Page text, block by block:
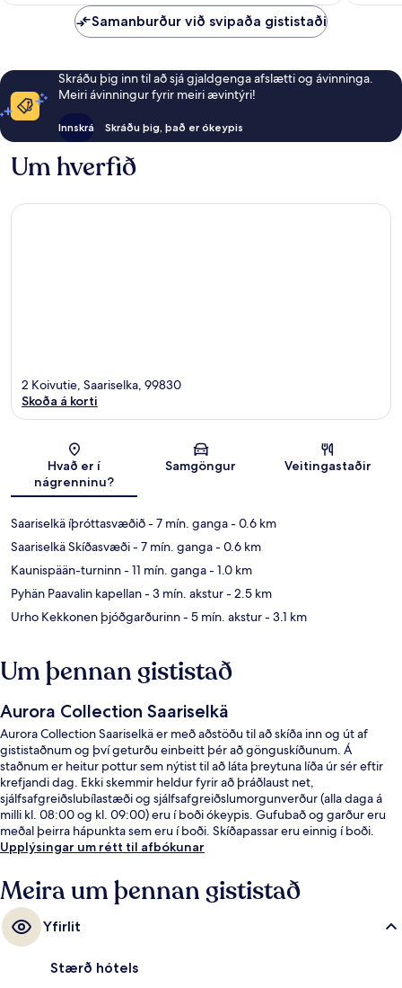
Samanburður við svipaða gististaði
Skráðu þig inn til að sjá gjaldgenga afslætti og ávinninga.
Meiri ávinningur fyrir meiri ævintýri!
Innskrá Skráðu þig, það er ókeypis
Um hverfið
Kort
2 Koivutie, Saariselka, 99830
Skoða á korti
Hvað er í
nágrenninu?
Samgöngur Veitingastaðir
Saariselkä íþróttasvæðið- 7 mín. ganga- 0.6 km
Saariselkä Skíðasvæði- 7 mín. ganga- 0.6 km
Kaunispään-turninn- 11 mín. ganga- 1.0 km
Pyhän Paavalin kapellan- 3 mín. akstur- 2.5 km
Urho Kekkonen þjóðgarðurinn- 5 mín. akstur- 3.1 km
Um þennan gististað
Aurora Collection Saariselkä
Aurora Collection Saariselkä er með aðstöðu til að skíða inn og út af
gististaðnum og því geturðu einbeitt þér að gönguskíðunum. Á
staðnum er heitur pottur sem nýtist til að láta þreytuna líða úr sér eftir
krefjandi dag. Ekki skemmir heldur fyrir að þráðlaust net,
sjálfsafgreiðslubílastæði og sjálfsafgreiðslumorgunverður (alla daga á
milli kl. 08:00 og kl. 09:00) eru í boði ókeypis. Gufubað og garður eru
meðal þeirra hápunkta sem eru í boði. Skíðapassar eru einnig í boði.
Upplýsingar um rétt til afbókunar
Meira um þennan gististað
Yfirlit
Stærð hótels